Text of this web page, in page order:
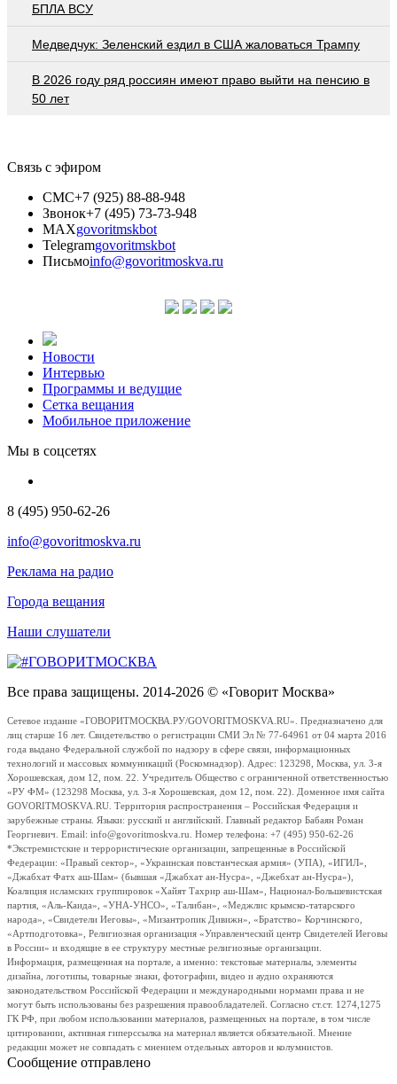
БПЛА ВСУ
Медведчук: Зеленский ездил в США жаловаться Трампу
В 2026 году ряд россиян имеют право выйти на пенсию в
50 лет
Связь с эфиром
СМС+7 (925) 88-88-948
Звонок+7 (495) 73-73-948
MAXgovoritmskbot
Telegramgovoritmskbot
Письмоinfo@govoritmoskva.ru
Новости
Интервью
Программы и ведущие
Сетка вещания
Мобильное приложение
Мы в соцсетях
8 (495) 950-62-26
info@govoritmoskva.ru
Реклама на радио
Города вещания
Наши слушатели
Все права защищены. 2014-2026 © «Говорит Москва»
Сетевое издание «ГОВОРИТМОСКВА.РУ/GOVORITMOSKVA.RU». Предназначено для
лиц старше 16 лет. Свидетельство о регистрации СМИ Эл № 77-64961 от 04 марта 2016
года выдано Федеральной службой по надзору в сфере связи, информационных
технологий и массовых коммуникаций (Роскомнадзор). Адрес: 123298, Москва, ул. 3-я
Хорошевская, дом 12, пом. 22. Учредитель Общество с ограниченной ответственностью
«РУ ФМ» (123298 Москва, ул. 3-я Хорошевская, дом 12, пом. 22). Доменное имя сайта
GOVORITMOSKVA.RU. Территория распространения – Российская Федерация и
зарубежные страны. Языки: русский и английский. Главный редактор Бабаян Роман
Георгиевич. Email: info@govoritmoskva.ru. Номер телефона: +7 (495) 950-62-26
*Экстремистские и террористические организации, запрещенные в Российской
Федерации: «Правый сектор», «Украинская повстанческая армия» (УПА), «ИГИЛ»,
«Джабхат Фатх аш-Шам» (бывшая «Джабхат ан-Нусра», «Джебхат ан-Нусра»),
Коалиция исламских группировок «Хайят Тахрир аш-Шам», Национал-Большевистская
партия, «Аль-Каида», «УНА-УНСО», «Талибан», «Меджлис крымско-татарского
народа», «Свидетели Иеговы», «Мизантропик Дивижн», «Братство» Корчинского,
«Артподготовка», Религиозная организация «Управленческий центр Свидетелей Иеговы
в России» и входящие в ее структуру местные религиозные организации.
Информация, размещенная на портале, а именно: текстовые материалы, элементы
дизайна, логотипы, товарные знаки, фотографии, видео и аудио охраняются
законодательством Российской Федерации и международными нормами права и не
могут быть использованы без разрешения правообладателей. Согласно ст.ст. 1274,1275
ГК РФ, при любом использовании материалов, размещенных на портале, в том числе
цитировании, активная гиперссылка на материал является обязательной. Мнение
редакции может не совпадать с мнением отдельных авторов и колумнистов.
Сообщение отправлено